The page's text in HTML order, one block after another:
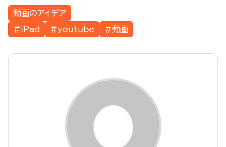
動画のアイデア
#iPad
#youtube #動画